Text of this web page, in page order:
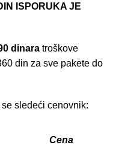
ISPORUKA JE
dinara troškove
din za sve pakete do
sledeći cenovnik:
Cena